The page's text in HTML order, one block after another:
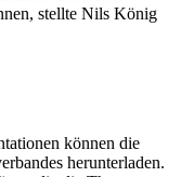
stellte Nils König
können die
herunterladen.